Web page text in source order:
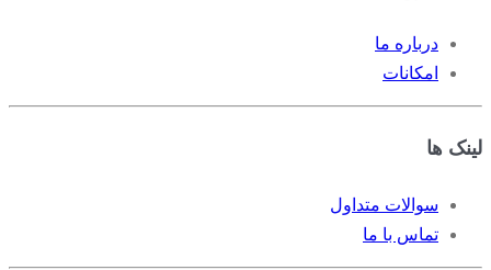
درباره ما
امکانات
لینک ها
سوالات متداول
تماس با ما